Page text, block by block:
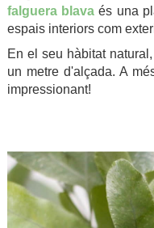
falguera blava és una
espais interiors com
En el seu hàbitat
un metre d'alçada. A
impressionant!